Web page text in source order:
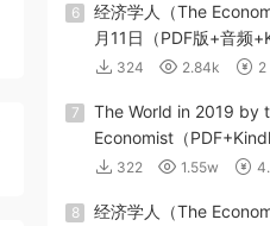
6
经济学人（The
月11日（PDF版+音频
324 2.84k 2
7
The World in 2019 by
Economist（
322 1.55w
8
经济学人（The